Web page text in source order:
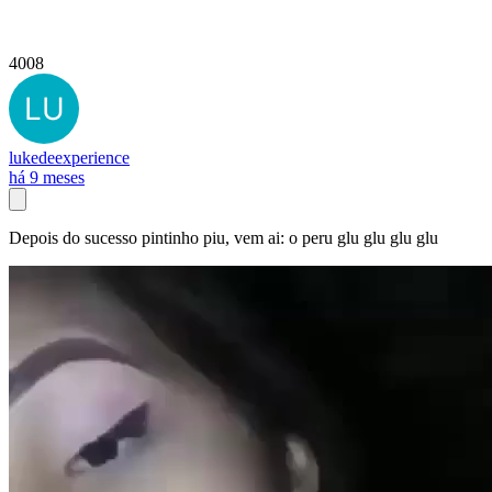
4008
lukedeexperience
há 9 meses
Depois do sucesso pintinho piu, vem ai: o peru glu glu glu glu